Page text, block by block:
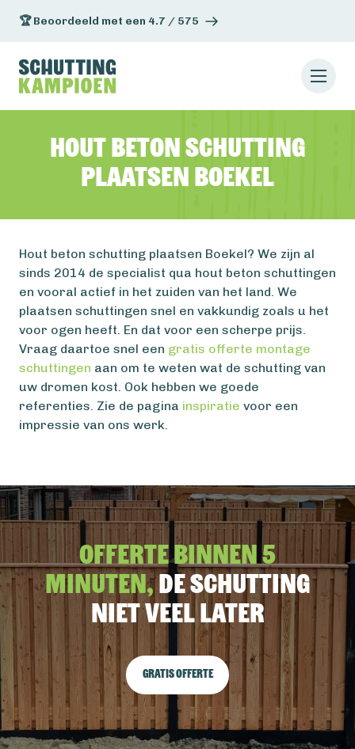
🏆 Beoordeeld met een 4.7 / 575
Hout beton schutting
plaatsen Boekel
Hout beton schutting plaatsen Boekel? We zijn al
sinds 2014 de specialist qua hout beton schuttingen
en vooral actief in het zuiden van het land. We
plaatsen schuttingen snel en vakkundig zoals u het
voor ogen heeft. En dat voor een scherpe prijs.
Vraag daartoe snel een gratis offerte montage
schuttingen aan om te weten wat de schutting van
uw dromen kost. Ook hebben we goede
referenties. Zie de pagina inspiratie voor een
impressie van ons werk.
Offerte binnen 5
minuten,De schutting
niet veel later
Gratis offerte